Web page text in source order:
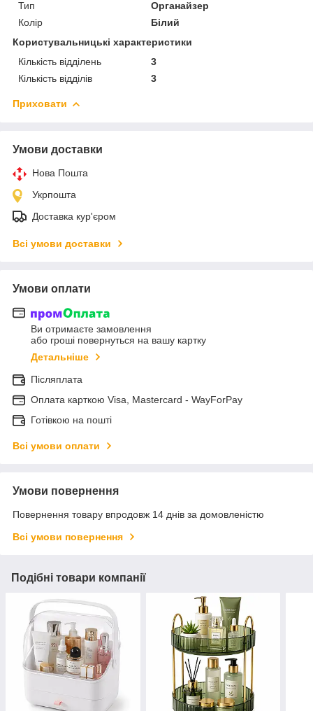
Тип
Органайзер
Колір
Білий
Користувальницькі характеристики
Кількість відділень
3
Кількість відділів
3
Приховати
Умови доставки
Нова Пошта
Укрпошта
Доставка кур'єром
Всі умови доставки
Умови оплати
Ви отримаєте замовлення
або гроші повернуться на вашу картку
Детальніше
Післяплата
Оплата карткою Visa, Mastercard - WayForPay
Готівкою на пошті
Всі умови оплати
Умови повернення
Повернення товару впродовж 14 днів за домовленістю
Всі умови повернення
Подібні товари компанії